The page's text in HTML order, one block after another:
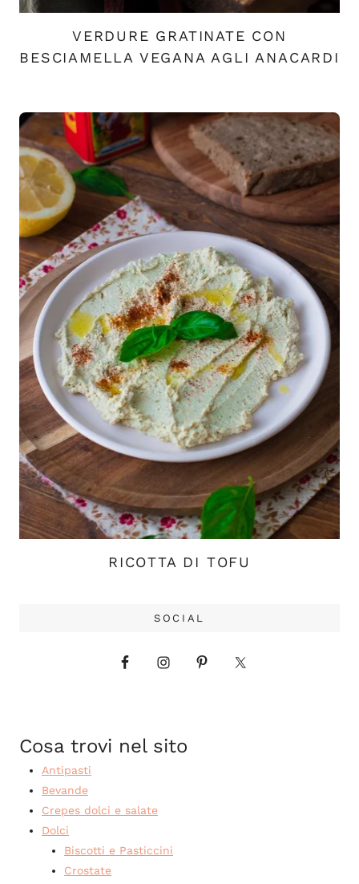
VERDURE GRATINATE CON
BESCIAMELLA VEGANA AGLI ANACARDI
RICOTTA DI TOFU
SOCIAL
Cosa trovi nel sito
Antipasti
Bevande
Crepes dolci e salate
Dolci
Biscotti e Pasticcini
Crostate